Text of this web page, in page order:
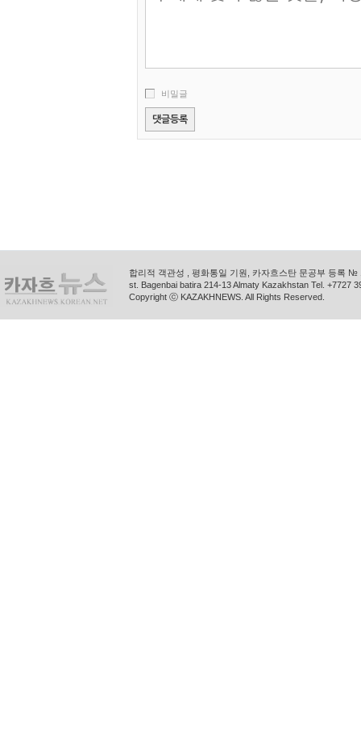
비밀글
합리적 객관성 , 평화통일 기원, 카자흐스탄 문공부 등록
st. Bagenbai batira 214-13 Almaty Kazakhstan Tel. +7727
Copyright ⓒ KAZAKHNEWS. All Rights Reserved.